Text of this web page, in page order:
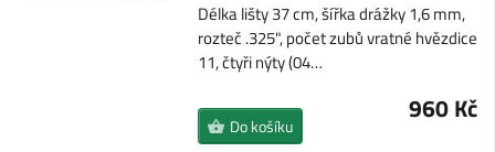
Délka lišty 37 cm, šířka drážky 1,6 mm,
rozteč .325", počet zubů vratné hvězdice
11, čtyři nýty (04…
960 Kč
Do košíku